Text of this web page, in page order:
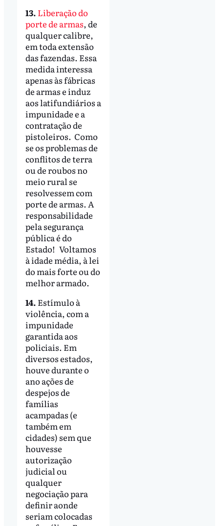
13. Liberação do
porte de armas, de
qualquer calibre,
em toda extensão
das fazendas. Essa
medida interessa
apenas às fábricas
de armas e induz
aos latifundiários a
impunidade e a
contratação de
pistoleiros. Como
se os problemas de
conflitos de terra
ou de roubos no
meio rural se
resolvessem com
porte de armas. A
responsabilidade
pela segurança
pública é do
Estado! Voltamos
à idade média, à lei
do mais forte ou do
melhor armado.
14. Estímulo à
violência, com a
impunidade
garantida aos
policiais. Em
diversos estados,
houve durante o
ano ações de
despejos de
famílias
acampadas (e
também em
cidades) sem que
houvesse
autorização
judicial ou
qualquer
negociação para
definir aonde
seriam colocadas